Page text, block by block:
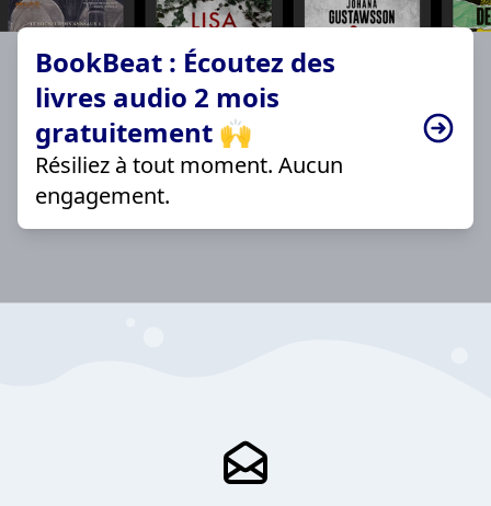
BookBeat : Écoutez des
livres audio 2 mois
gratuitement 🙌
Résiliez à tout moment. Aucun
engagement.